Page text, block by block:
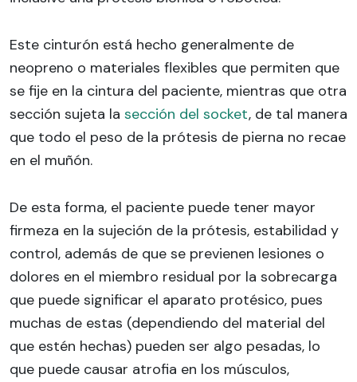
Este cinturón está hecho generalmente de
neopreno o materiales flexibles que permiten que
se fije en la cintura del paciente, mientras que otra
sección sujeta la sección del socket, de tal manera
que todo el peso de la prótesis de pierna no recae
en el muñón.
De esta forma, el paciente puede tener mayor
firmeza en la sujeción de la prótesis, estabilidad y
control, además de que se previenen lesiones o
dolores en el miembro residual por la sobrecarga
que puede significar el aparato protésico, pues
muchas de estas (dependiendo del material del
que estén hechas) pueden ser algo pesadas, lo
que puede causar atrofia en los músculos,